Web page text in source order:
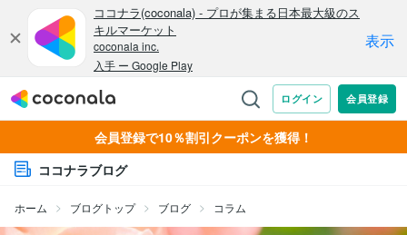
会員登録で10％割引クーポンを獲得！
ココナラブログ
ホーム ブログトップ ブログ コラム